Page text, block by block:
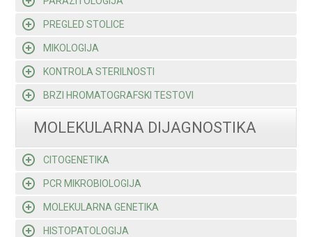
PREGLED STOLICE
MIKOLOGIJA
KONTROLA STERILNOSTI
BRZI HROMATOGRAFSKI TESTOVI
MOLEKULARNA DIJAGNOSTIKA
CITOGENETIKA
PCR MIKROBIOLOGIJA
MOLEKULARNA GENETIKA
HISTOPATOLOGIJA